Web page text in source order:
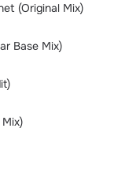
(Original Mix)
Base Mix)